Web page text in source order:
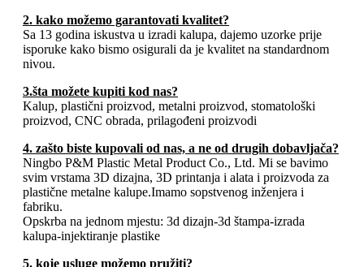
2. kako možemo garantovati kvalitet?
Sa 13 godina iskustva u izradi kalupa, dajemo uzorke prije
isporuke kako bismo osigurali da je kvalitet na standardnom
nivou.
3.šta možete kupiti kod nas?
Kalup, plastični proizvod, metalni proizvod, stomatološki
proizvod, CNC obrada, prilagođeni proizvodi
4. zašto biste kupovali od nas, a ne od drugih dobavljača?
Ningbo P&M Plastic Metal Product Co., Ltd. Mi se bavimo
svim vrstama 3D dizajna, 3D printanja i alata i proizvoda za
plastične metalne kalupe.Imamo sopstvenog inženjera i
fabriku.
Opskrba na jednom mjestu: 3d dizajn-3d štampa-izrada
kalupa-injektiranje plastike
5. koje usluge možemo pružiti?